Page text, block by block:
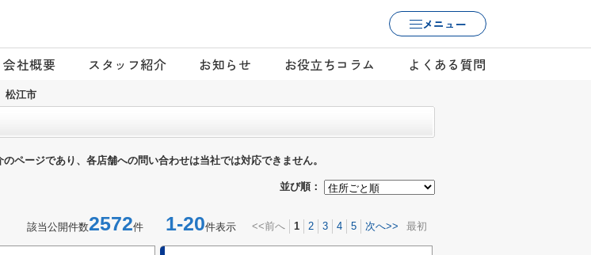
メニュー
会社概要 スタッフ紹介 お知らせ お役立ちコラム よくある質問
松江市
ページであり、各店舗への問い合わせは当社では対応できません。
並び順：
該当公開件数2572件 1-20件表示 <<前へ 1 2 3 4 5 次へ>> 最初